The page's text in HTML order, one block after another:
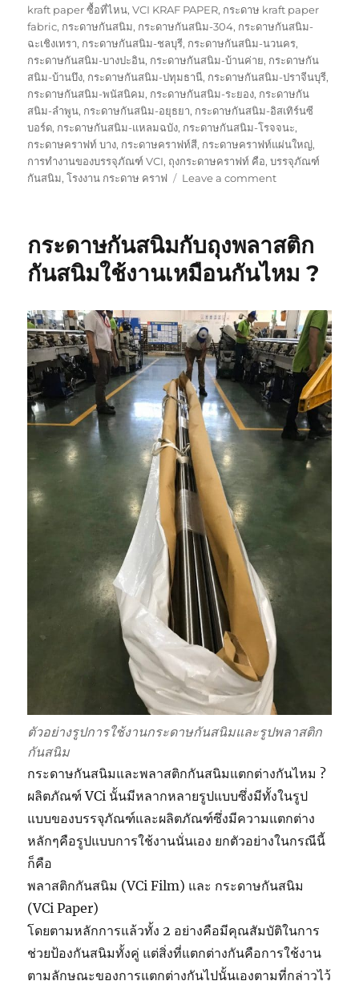
on
kraft paper ซื้อที่ไหน,VCI KRAF PAPER, กระดาษ kraft paper
fabric, กระดาษกันสนิม, กระดาษกันสนิม-304, กระดาษกันสนิม-
ฉะเชิงเทรา, กระดาษกันสนิม-ชลบุรี, กระดาษกันสนิม-นวนคร,
กระดาษกันสนิม-บางปะอิน, กระดาษกันสนิม-บ้านค่าย, กระดาษกัน
สนิม-บ้านบึง, กระดาษกันสนิม-ปทุมธานี, กระดาษกันสนิม-ปราจีนบุรี,
กระดาษกันสนิม-พนัสนิคม, กระดาษกันสนิม-ระยอง, กระดาษกัน
สนิม-ลำพูน, กระดาษกันสนิม-อยุธยา, กระดาษกันสนิม-อิสเทิร์นซี
บอร์ด, กระดาษกันสนิม-แหลมฉบัง, กระดาษกันสนิม-โรจจนะ,
กระดาษคราฟท์ บาง, กระดาษคราฟท์สี, กระดาษคราฟท์แผ่นใหญ่,
การทำงานของบรรจุภัณฑ์ VCI, ถุงกระดาษคราฟท์ คือ,บรรจุภัณฑ์
กันสนิม,โรงงาน กระดาษ คราฟ Leave a commenton
สำหรับ
แบบ
กระดาษกันสนิมกับถุงพลาสติก
กันสนิมใช้งานเหมือนกันไหม ?
ตัวอย่างรูปการใช้งานกระดาษกันสนิมและรูปพลาสติก
กันสนิม
กระดาษกันสนิมและพลาสติกกันสนิมแตกต่างกันไหม ?
ผลิตภัณฑ์ VCi นั้นมีหลากหลายรูปแบบซึ่งมีทั้งในรูป
แบบของบรรจุภัณฑ์และผลิตภัณฑ์ซึ่งมีความแตกต่าง
หลักๆคือรูปแบบการใช้งานนั่นเอง ยกตัวอย่างในกรณีนี้
ก็คือ
พลาสติกกันสนิม (VCi Film) และ กระดาษกันสนิม
(VCi Paper)
โดยตามหลักการแล้วทั้ง 2 อย่างคือมีคุณสัมบัติในการ
ช่วยป้องกันสนิมทั้งคู่ แต่สิ่งที่แตกต่างกันคือการใช้งาน
ตามลักษณะของการแตกต่างกันไปนั้นเองตามที่กล่าวไว้